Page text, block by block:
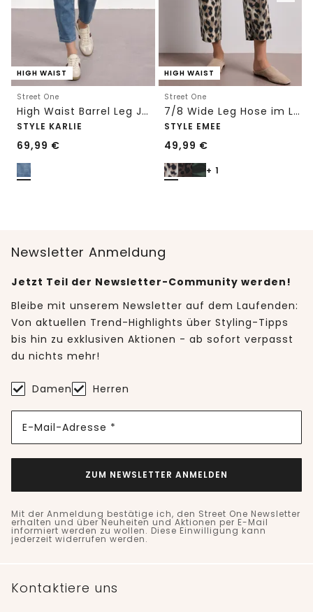
HIGH WAIST
Street One
High Waist Barrel Leg Jeans im Loose Fit
STYLE KARLIE
69,99 €
HIGH WAIST
Street One
7/8 Wide Leg Hose im Loose Fit mit Print
STYLE EMEE
49,99 €
+ 1
Newsletter Anmeldung
Jetzt Teil der Newsletter-Community werden!
Bleibe mit unserem Newsletter auf dem Laufenden:
Von aktuellen Trend-Highlights über Styling-Tipps
bis hin zu exklusiven Aktionen - ab sofort verpasst
du nichts mehr!
Damen Herren
E-Mail-Adresse *
ZUM NEWSLETTER ANMELDEN
Mit der Anmeldung bestätige ich, den Street One Newsletter
erhalten und über Neuheiten und Aktionen per E-Mail
informiert werden zu wollen. Diese Einwilligung kann
jederzeit widerrufen werden.
Kontaktiere uns